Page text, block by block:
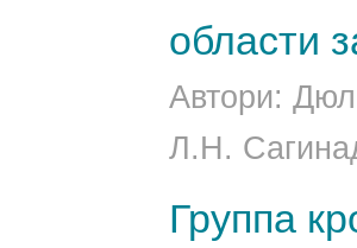
области
Автори:
Л.Н.
Группа